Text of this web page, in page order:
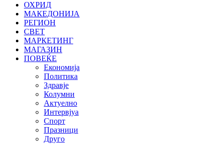
ОХРИД
МАКЕДОНИЈА
РЕГИОН
СВЕТ
МАРКЕТИНГ
МАГАЗИН
ПОВЕЌЕ
Економија
Политика
Здравје
Колумни
Актуелно
Интервјуа
Спорт
Празници
Друго